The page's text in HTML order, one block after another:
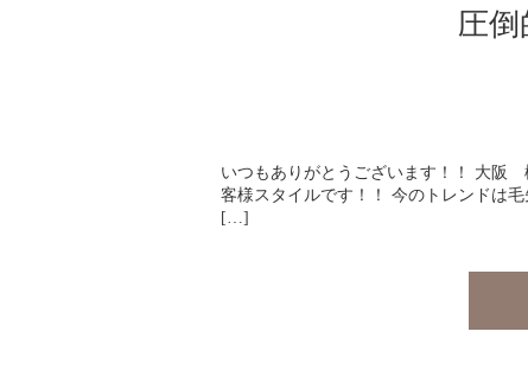
圧倒
いつもありがとうございます！！ 大阪
客様スタイルです！！ 今のトレンドは
[…]